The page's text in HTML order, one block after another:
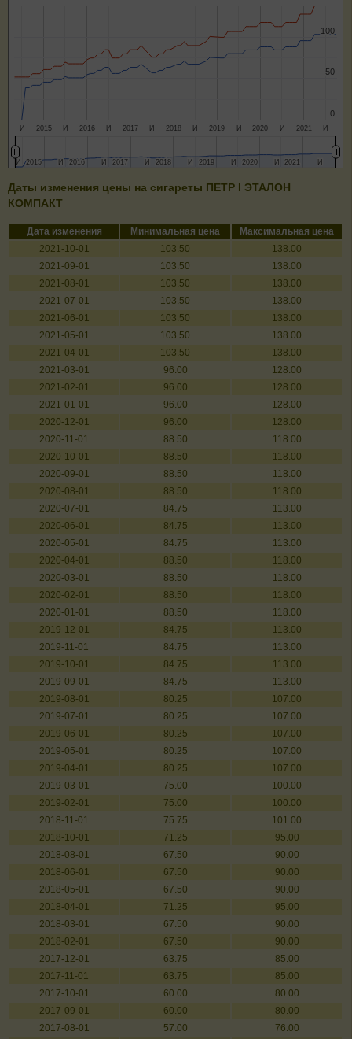
2015 2016 2017 2018 2019 2020 2021
И И И И И И И И
0
0
50
50
100
100
2015
2015 2016
2016 2017
2017 2018
2018 2019
2019 2020
2020 2021
2021
ИИ ИИ ИИ ИИ ИИ ИИ ИИ ИИ
Даты изменения цены на сигареты ПЕТР I ЭТАЛОН
КОМПАКТ
Дата изменения Минимальная цена
Максимальная цена
2021-10-01
103.50
138.00
2021-09-01
103.50
138.00
2021-08-01
103.50
138.00
2021-07-01
103.50
138.00
2021-06-01
103.50
138.00
2021-05-01
103.50
138.00
2021-04-01
103.50
138.00
2021-03-01
96.00
128.00
2021-02-01
96.00
128.00
2021-01-01
96.00
128.00
2020-12-01
96.00
128.00
2020-11-01
88.50
118.00
2020-10-01
88.50
118.00
2020-09-01
88.50
118.00
2020-08-01
88.50
118.00
2020-07-01
84.75
113.00
2020-06-01
84.75
113.00
2020-05-01
84.75
113.00
2020-04-01
88.50
118.00
2020-03-01
88.50
118.00
2020-02-01
88.50
118.00
2020-01-01
88.50
118.00
2019-12-01
84.75
113.00
2019-11-01
84.75
113.00
2019-10-01
84.75
113.00
2019-09-01
84.75
113.00
2019-08-01
80.25
107.00
2019-07-01
80.25
107.00
2019-06-01
80.25
107.00
2019-05-01
80.25
107.00
2019-04-01
80.25
107.00
2019-03-01
75.00
100.00
2019-02-01
75.00
100.00
2018-11-01
75.75
101.00
2018-10-01
71.25
95.00
2018-08-01
67.50
90.00
2018-06-01
67.50
90.00
2018-05-01
67.50
90.00
2018-04-01
71.25
95.00
2018-03-01
67.50
90.00
2018-02-01
67.50
90.00
2017-12-01
63.75
85.00
2017-11-01
63.75
85.00
2017-10-01
60.00
80.00
2017-09-01
60.00
80.00
2017-08-01
57.00
76.00